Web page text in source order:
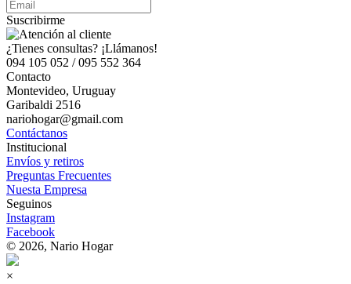
Suscribirme
¿Tienes consultas? ¡Llámanos!
094 105 052 / 095 552 364
Contacto
Montevideo, Uruguay
Garibaldi 2516
nariohogar@gmail.com
Contáctanos
Institucional
Envíos y retiros
Preguntas Frecuentes
Nuesta Empresa
Seguinos
Instagram
Facebook
© 2026, Nario Hogar
×